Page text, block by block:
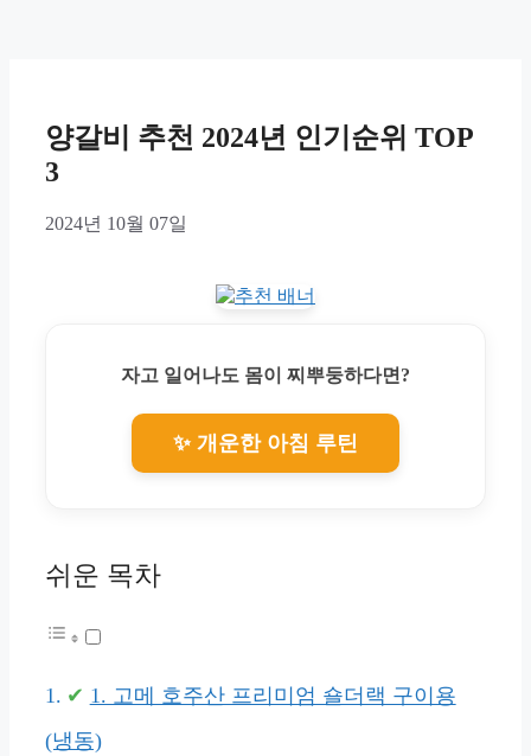
양갈비 추천 2024년 인기순위 TOP
3
2024년 10월 07일
자고 일어나도 몸이 찌뿌둥하다면?
✨ 개운한 아침 루틴
쉬운 목차
1. 고메 호주산 프리미엄 숄더랙 구이용
(냉동)